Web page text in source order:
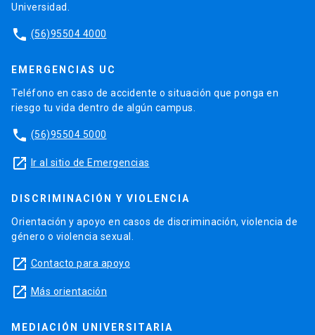
Universidad.
phone (56)95504 4000
EMERGENCIAS UC
Teléfono en caso de accidente o situación que ponga en
riesgo tu vida dentro de algún campus.
phone (56)95504 5000
launch Ir al sitio de Emergencias
DISCRIMINACIÓN Y VIOLENCIA
Orientación y apoyo en casos de discriminación, violencia de
género o violencia sexual.
launch Contacto para apoyo
launch Más orientación
MEDIACIÓN UNIVERSITARIA